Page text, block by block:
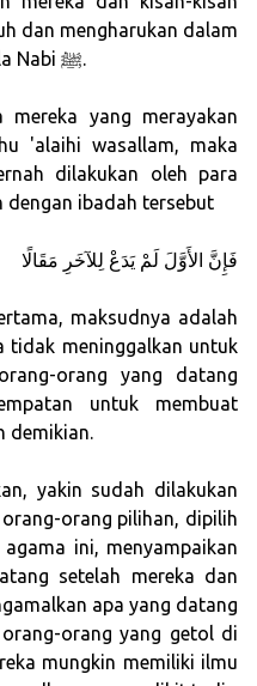
dan mengharukan dalam
memperjuangkan dan membela Nabi ﷺ.
yang merayakan
'alaihi wasallam, maka
dilakukan oleh para
dengan ibadah tersebut
فَإِنَّ الأَوَّلَ لَمْ يَدَعْ لِلآخَرِ مَقَالًا
maksudnya adalah
orang yang datang
demikian.
yakin sudah dilakukan
orang pilihan, dipilih
setelah mereka dan
mungkin memiliki ilmu